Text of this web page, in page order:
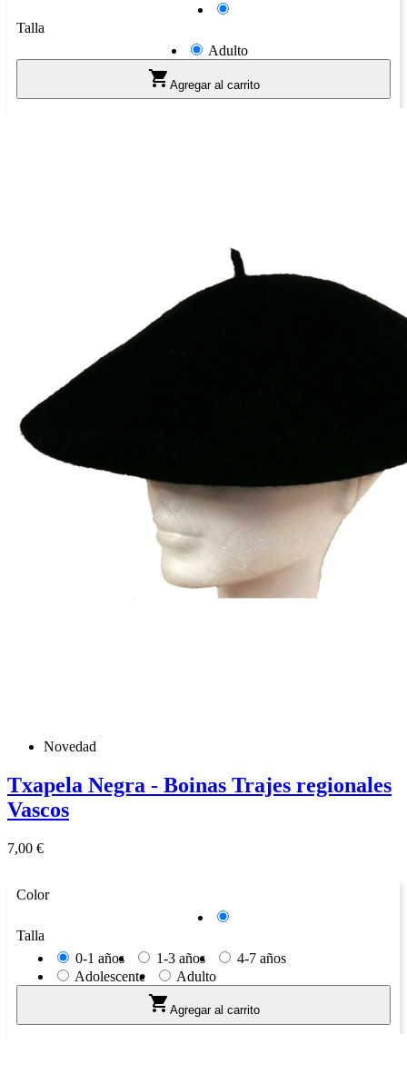
Talla
Adulto
 Agregar al carrito
Novedad
Txapela Negra - Boinas Trajes regionales
Vascos
Precio
7,00 €
Color
Talla
0-1 años
1-3 años
4-7 años
Adolescente
Adulto
 Agregar al carrito